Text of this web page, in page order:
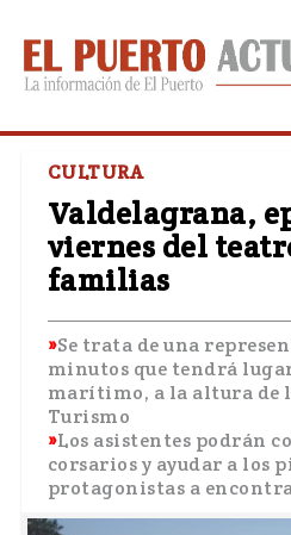
CULTURA
Valdelagrana,
viernes del
familias
Se trata de una
minutos que tendrá
marítimo, a la altura de
Turismo
Los asistentes podrán
corsarios y ayudar a los
protagonistas a